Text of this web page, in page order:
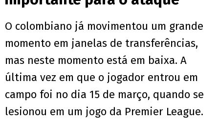
O colombiano já movimentou um grande
momento em janelas de transferências,
mas neste momento está em baixa. A
última vez em que o jogador entrou em
campo foi no dia 15 de março, quando se
lesionou em um jogo da Premier League.